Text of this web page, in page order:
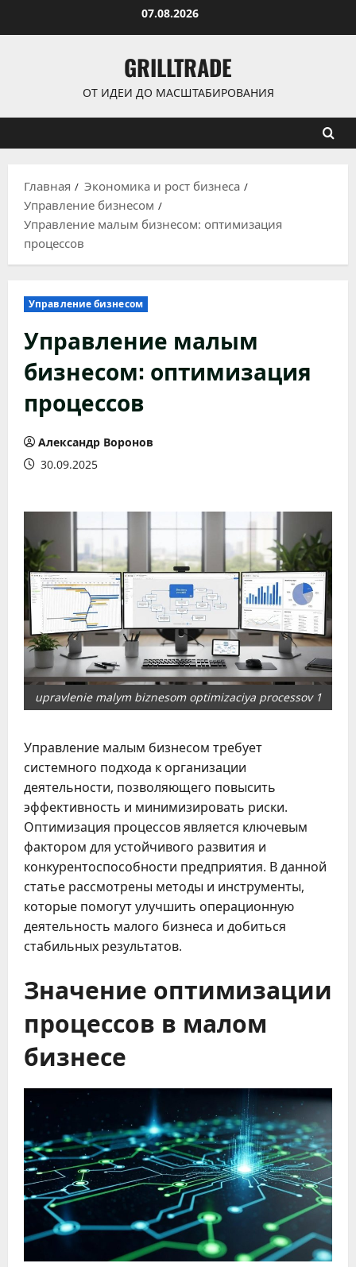
07.08.2026
GRILLTRADE
ОТ ИДЕИ ДО МАСШТАБИРОВАНИЯ
Главная
Экономика и рост бизнеса
Управление бизнесом
Управление малым бизнесом: оптимизация
процессов
Управление бизнесом
Управление малым
бизнесом: оптимизация
процессов
Александр Воронов
30.09.2025
upravlenie malym biznesom optimizaciya processov 1
Управление малым бизнесом требует
системного подхода к организации
деятельности, позволяющего повысить
эффективность и минимизировать риски.
Оптимизация процессов является ключевым
фактором для устойчивого развития и
конкурентоспособности предприятия. В данной
статье рассмотрены методы и инструменты,
которые помогут улучшить операционную
деятельность малого бизнеса и добиться
стабильных результатов.
Значение оптимизации
процессов в малом
бизнесе